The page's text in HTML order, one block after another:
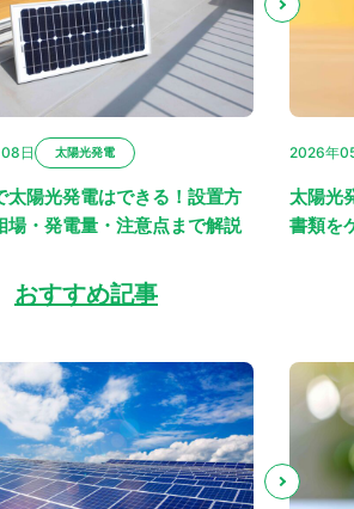
日 太陽光発電
太陽光発電はできる！設置方
場・発電量・注意点まで解説
2026年
太陽光
書類を
おすすめ記事